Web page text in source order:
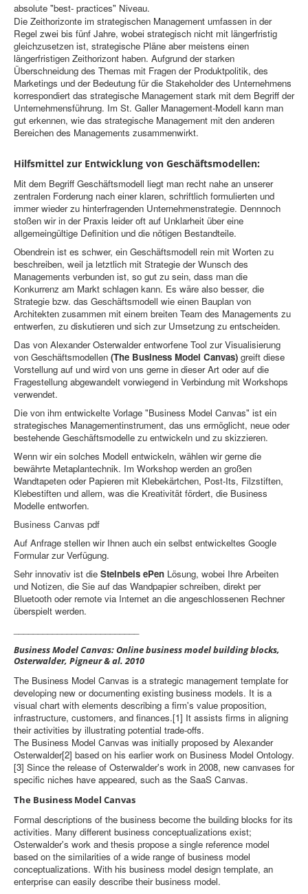
absolute "best- practices" Niveau.
Die Zeithorizonte im strategischen Management umfassen in der
Regel zwei bis fünf Jahre, wobei strategisch nicht mit längerfristig
gleichzusetzen ist, strategische Pläne aber meistens einen
längerfristigen Zeithorizont haben. Aufgrund der starken
Überschneidung des Themas mit Fragen der Produktpolitik, des
Marketings und der Bedeutung für die Stakeholder des Unternehmens
korrespondiert das strategische Management stark mit dem Begriff der
Unternehmensführung. Im St. Galler Management-Modell kann man
gut erkennen, wie das strategische Management mit den anderen
Bereichen des Managements zusammenwirkt.
Hilfsmittel zur Entwicklung von Geschäftsmodellen:
Mit dem Begriff Geschäftsmodell liegt man recht nahe an unserer
zentralen Forderung nach einer klaren, schriftlich formulierten und
immer wieder zu hinterfragenden Unternehmenstrategie. Dennnoch
stoßen wir in der Praxis leider oft auf Unklarheit über eine
allgemeingültige Definition und die nötigen Bestandteile.
Obendrein ist es schwer, ein Geschäftsmodell rein mit Worten zu
beschreiben, weil ja letztlich mit Strategie der Wunsch des
Managements verbunden ist, so gut zu sein, dass man die
Konkurrenz am Markt schlagen kann. Es wäre also besser, die
Strategie bzw. das Geschäftsmodell wie einen Bauplan von
Architekten zusammen mit einem breiten Team des Managements zu
entwerfen, zu diskutieren und sich zur Umsetzung zu entscheiden.
Das von Alexander Osterwalder entworfene Tool zur Visualisierung
von Geschäftsmodellen (The Business Model Canvas) greift diese
Vorstellung auf und wird von uns gerne in dieser Art oder auf die
Fragestellung abgewandelt vorwiegend in Verbindung mit Workshops
verwendet.
Die von ihm entwickelte Vorlage "Business Model Canvas" ist ein
strategisches Managementinstrument, das uns ermöglicht, neue oder
bestehende Geschäftsmodelle zu entwickeln und zu skizzieren.
Wenn wir ein solches Modell entwickeln, wählen wir gerne die
bewährte Metaplantechnik. Im Workshop werden an großen
Wandtapeten oder Papieren mit Klebekärtchen, Post-Its, Filzstiften,
Klebestiften und allem, was die Kreativität fördert, die Business
Modelle entworfen.
Business Canvas pdf
Auf Anfrage stellen wir Ihnen auch ein selbst entwickeltes Google
Formular zur Verfügung.
Sehr innovativ ist die Steinbeis ePen Lösung, wobei Ihre Arbeiten
und Notizen, die Sie auf das Wandpapier schreiben, direkt per
Bluetooth oder remote via Internet an die angeschlossenen Rechner
überspielt werden.
Business Model Canvas: Online business model building blocks,
Osterwalder, Pigneur & al. 2010
The Business Model Canvas is a strategic management template for
developing new or documenting existing business models. It is a
visual chart with elements describing a firm's value proposition,
infrastructure, customers, and finances.[1] It assists firms in aligning
their activities by illustrating potential trade-offs.
The Business Model Canvas was initially proposed by Alexander
Osterwalder[2] based on his earlier work on Business Model Ontology.
[3] Since the release of Osterwalder's work in 2008, new canvases for
specific niches have appeared, such as the SaaS Canvas.
The Business Model Canvas
Formal descriptions of the business become the building blocks for its
activities. Many different business conceptualizations exist;
Osterwalder's work and thesis propose a single reference model
based on the similarities of a wide range of business model
conceptualizations. With his business model design template, an
enterprise can easily describe their business model.